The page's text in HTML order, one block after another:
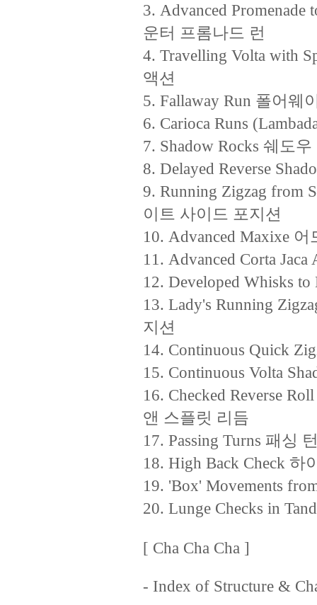
3. Advanced
운터 프롬나드 런
4. Travelling Volta with
액션
5. Fallaway Run 폴어웨
6. Carioca Runs
7. Shadow Rocks 쉐도우
8. Delayed Reverse
9. Running Zigzag from
이트 사이드 포지션
10. Advanced Maxixe
11. Advanced Corta
12. Developed Whisks
13. Lady's Running
지션
14. Continuous Quick
15. Continuous Volta
16. Checked Reverse
앤 스플릿 리듬
17. Passing Turns 패싱
18. High Back Check 하
19. 'Box' Movements
20. Lunge Checks in
[ Cha Cha Cha ]
- Index of Structure &